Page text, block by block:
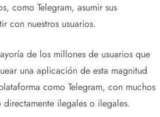
como Telegram, asumir sus
con nuestros usuarios.
de los millones de usuarios que
una aplicación de esta magnitud
como Telegram, con muchos
ilegales o ilegales.